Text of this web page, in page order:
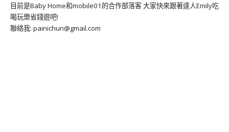
目前是Baby Home和mobile01的合作部落客 大家快來跟著達人Emily吃
喝玩樂省錢遊吧!
聯絡我: painichun@gmail.com